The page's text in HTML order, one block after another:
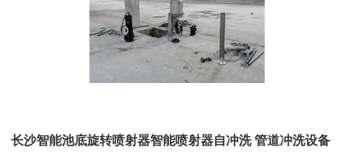
长沙智能池底旋转喷射器智能喷射器自冲洗 管道冲洗设备